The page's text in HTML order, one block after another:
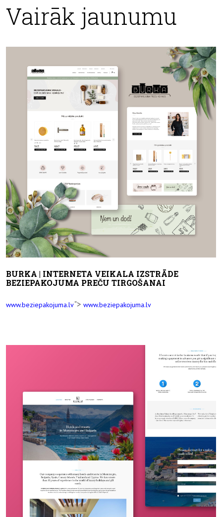
Vairāk jaunumu
BURKA | INTERNETA VEIKALA IZSTRĀDE
BEZIEPAKOJUMA PREČU TIRGOŠANAI
www.beziepakojuma.lv"> www.beziepakojuma.lv